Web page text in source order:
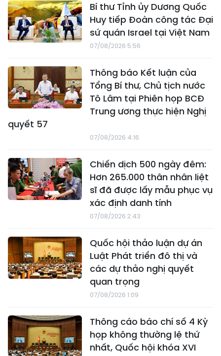
Bí thư Tỉnh ủy Dương Quốc
Huy tiếp Đoàn công tác Đại
sứ quán Israel tại Việt Nam
07/08/2026 5:56
Thông báo Kết luận của
Tổng Bí thư, Chủ tịch nước
Tô Lâm tại Phiên họp BCĐ
Trung ương thực hiện Nghị
quyết 57
07/08/2026 4:16
Chiến dịch 500 ngày đêm:
Hơn 265.000 thân nhân liệt
sĩ đã được lấy mẫu phục vụ
xác định danh tính
07/08/2026 2:43
Quốc hội thảo luận dự án
Luật Phát triển đô thị và
các dự thảo nghị quyết
quan trọng
07/08/2026 1:09
Thông cáo báo chí số 4 Kỳ
họp không thường lệ thứ
nhất, Quốc hội khóa XVI